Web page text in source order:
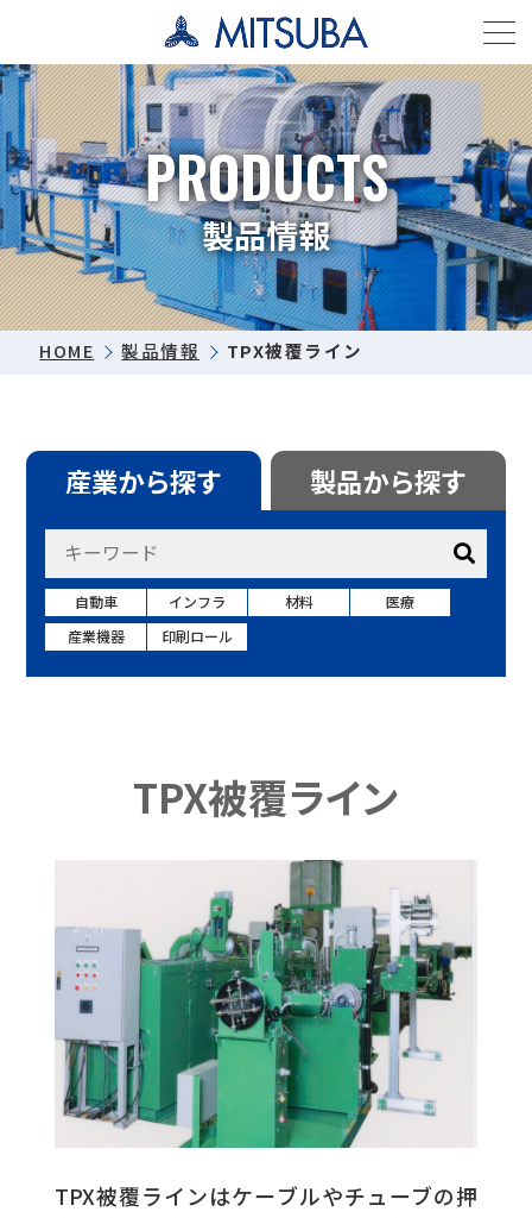
製品情報
PRODUCTS
HOME 製品情報 TPX被覆ライン
産業から探す 製品から探す
自動車 インフラ 材料
医療
産業機器
印刷ロール
TPX被覆ライン
TPX被覆ラインはケーブルやチューブの押